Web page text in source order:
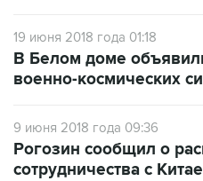
19 июня 2018 года 01:18
В Белом доме
военно-космических
9 июня 2018 года 09:36
Рогозин сообщил о
сотрудничества с